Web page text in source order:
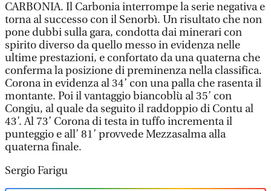
CARBONIA. Il Carbonia interrompe la serie negativa e
torna al successo con il Senorbì. Un risultato che non
pone dubbi sulla gara, condotta dai minerari con
spirito diverso da quello messo in evidenza nelle
ultime prestazioni, e confortato da una quaterna che
conferma la posizione di preminenza nella classifica.
Corona in evidenza al 34’ con una palla che rasenta il
montante. Poi il vantaggio biancoblù al 35’ con
Congiu, al quale da seguito il raddoppio di Contu al
43’. Al 73’ Corona di testa in tuffo incrementa il
punteggio e all’ 81’ provvede Mezzasalma alla
quaterna finale.
Sergio Farigu